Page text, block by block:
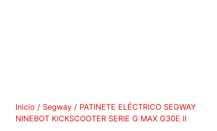
Inicio / Segway / PATINETE ELÉCTRICO SEGWAY
NINEBOT KICKSCOOTER SERIE G MAX G30E II